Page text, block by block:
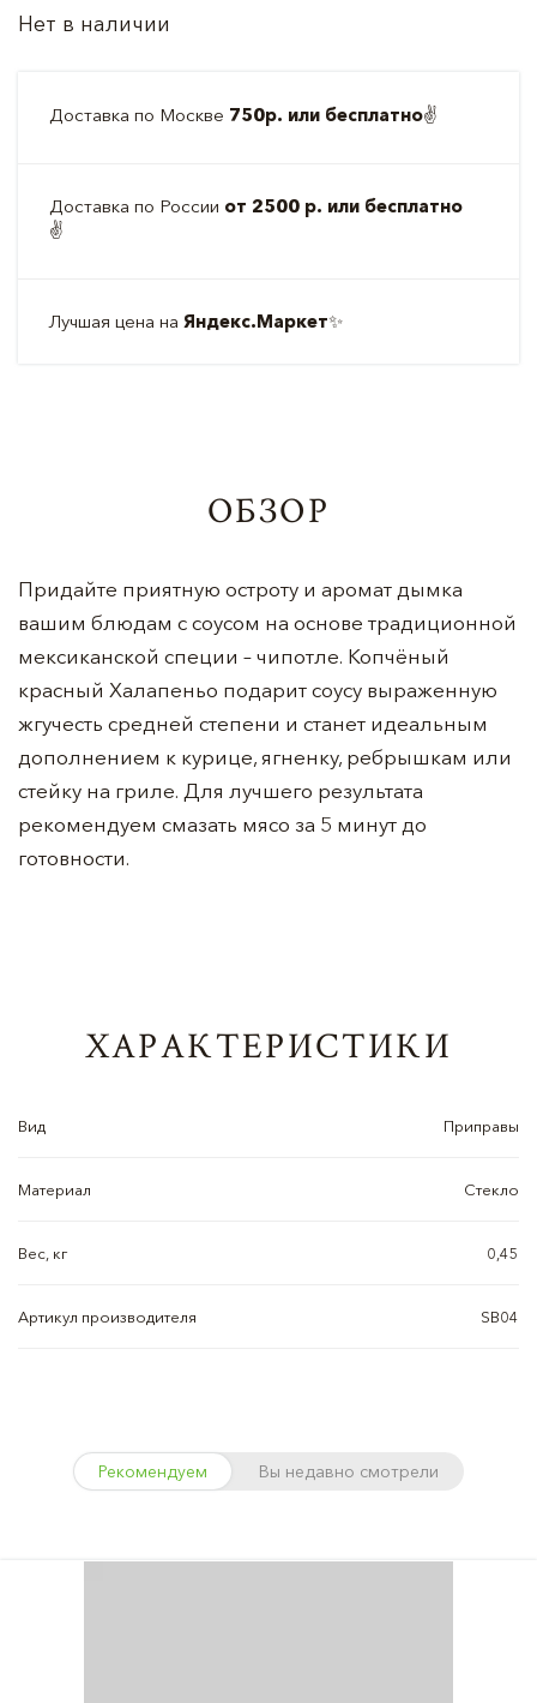
Нет в наличии
Доставка по Москве 750р. или бесплатно✌️
Доставка по России от 2500 р. или бесплатно
✌️
Лучшая цена на Яндекс.Маркет✨
ОБЗОР
Придайте приятную остроту и аромат дымка
вашим блюдам с соусом на основе традиционной
мексиканской специи – чипотле. Копчёный
красный Халапеньо подарит соусу выраженную
жгучесть средней степени и станет идеальным
дополнением к курице, ягненку, ребрышкам или
стейку на гриле. Для лучшего результата
рекомендуем смазать мясо за 5 минут до
готовности.
ХАРАКТЕРИСТИКИ
Вид Приправы
Материал Стекло
Вес, кг 0,45
Артикул производителя SB04
Рекомендуем Вы недавно смотрели